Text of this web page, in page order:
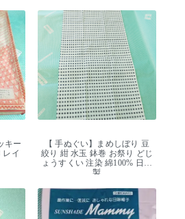
キー
レイ
【 手ぬぐい】まめしぼり 豆
絞り 紺 水玉 鉢巻 お祭り どじ
ょうすくい 注染 綿100% 日本
製